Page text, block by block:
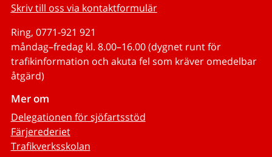
Skriv till oss via kontaktformulär
Ring, 0771-921 921
måndag–fredag kl. 8.00–16.00 (dygnet runt för
trafikinformation och akuta fel som kräver omedelbar
åtgärd)
Mer om
Delegationen för sjöfartsstöd
Färjerederiet
Trafikverksskolan